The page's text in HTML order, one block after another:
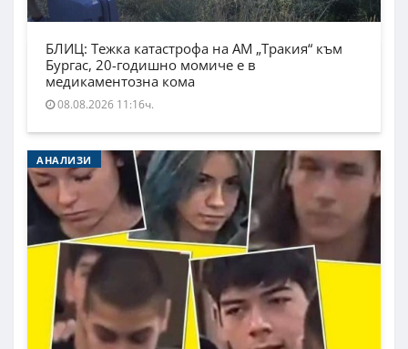
БЛИЦ: Тежка катастрофа на АМ „Тракия“ към
Бургас, 20-годишно момиче е в
медикаментозна кома
08.08.2026 11:16ч.
АНАЛИЗИ